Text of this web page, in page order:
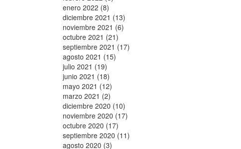
enero 2022 (8)
diciembre 2021 (13)
noviembre 2021 (6)
octubre 2021 (21)
septiembre 2021 (17)
agosto 2021 (15)
julio 2021 (19)
junio 2021 (18)
mayo 2021 (12)
marzo 2021 (2)
diciembre 2020 (10)
noviembre 2020 (17)
octubre 2020 (17)
septiembre 2020 (11)
agosto 2020 (3)